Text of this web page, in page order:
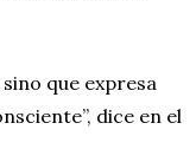
que expresa
dice en el